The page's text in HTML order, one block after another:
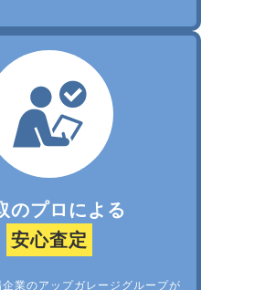
のプロによる
安心査定
業のアップガレージグループが